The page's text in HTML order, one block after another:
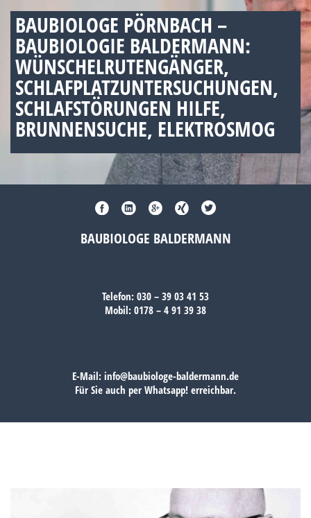
BAUBIOLOGE PÖRNBACH –
BAUBIOLOGIE BALDERMANN:
WÜNSCHELRUTENGÄNGER,
SCHLAFPLATZUNTERSUCHUNGEN,
SCHLAFSTÖRUNGEN HILFE,
BRUNNENSUCHE, ELEKTROSMOG
BAUBIOLOGE BALDERMANN
Telefon: 030 – 39 03 41 53
Mobil: 0178 – 4 91 39 38
E-Mail: info@baubiologe-baldermann.de
Für Sie auch per Whatsapp! erreichbar.